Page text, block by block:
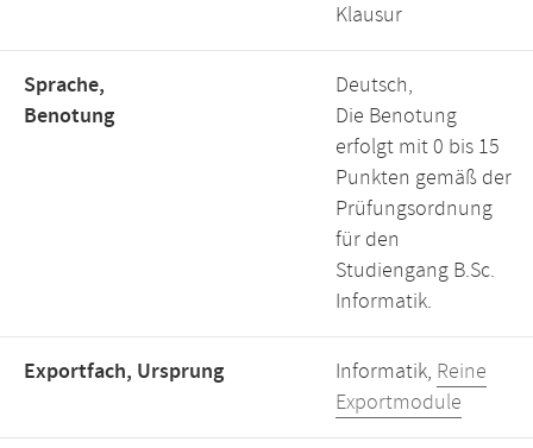
Klausur
Sprache,
Benotung
Deutsch,
Die Benotung
erfolgt mit 0 bis 15
Punkten gemäß der
Prüfungsordnung
für den
Studiengang B.Sc.
Informatik.
Exportfach, Ursprung Informatik, Reine
Exportmodule